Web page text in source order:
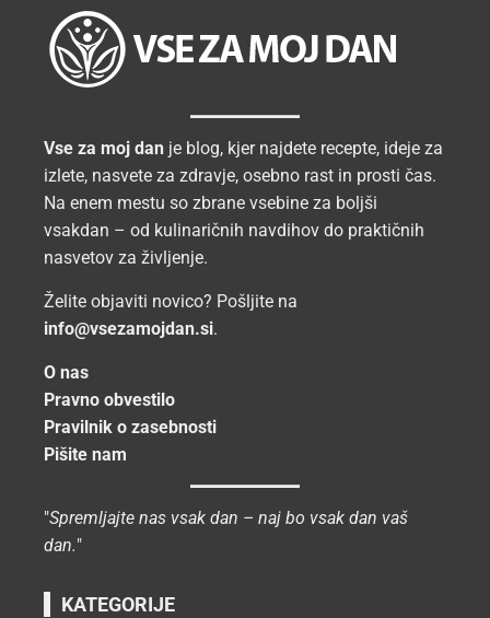
Vse za moj dan je blog, kjer najdete recepte, ideje za
izlete, nasvete za zdravje, osebno rast in prosti čas.
Na enem mestu so zbrane vsebine za boljši
vsakdan – od kulinaričnih navdihov do praktičnih
nasvetov za življenje.
Želite objaviti novico? Pošljite na
info@vsezamojdan.si.
O nas
Pravno obvestilo
Pravilnik o zasebnosti
Pišite nam
"Spremljajte nas vsak dan – naj bo vsak dan vaš
dan."
KATEGORIJE